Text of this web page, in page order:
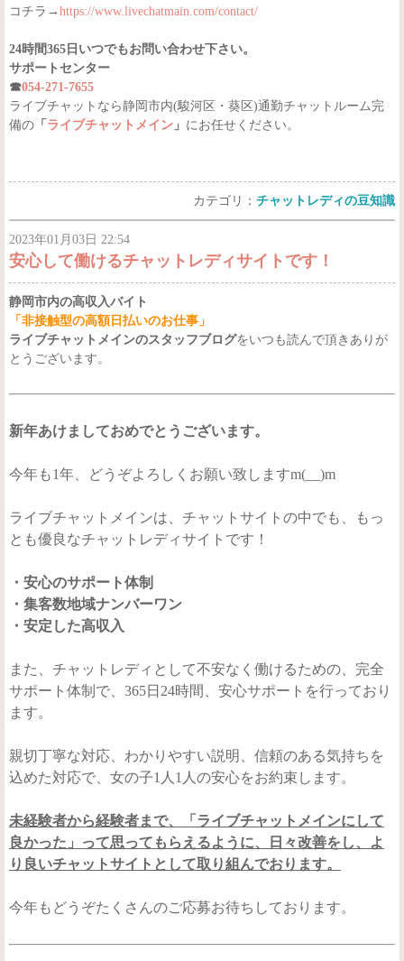
コチラ→ https://www.livechatmain.com/contact/
24時間365日いつでもお問い合わせ下さい。
サポートセンター
☎054-271-7655
ライブチャットなら静岡市内(駿河区・葵区)通勤チャットルーム完
備の 「 ライブチャットメイン 」 にお任せください。
カテゴリ： チャットレディの豆知識
2023年01月03日 22:54
安心して働けるチャットレディサイトです！
静岡市内の高収入バイト
「非接触型の高額日払いのお仕事」
ライブチャットメインのスタッフブログをいつも読んで頂きありが
とうございます。
新年あけましておめでとうございます。
今年も1年、どうぞよろしくお願い致しますm(__)m
ライブチャットメインは、チャットサイトの中でも、もっ
とも優良なチャットレディサイトです！
・安心のサポート体制
・集客数地域ナンバーワン
・安定した高収入
また、チャットレディとして不安なく働けるための、完全
サポート体制で、365日24時間、安心サポートを行っており
ます。
親切丁寧な対応、わかりやすい説明、信頼のある気持ちを
込めた対応で、女の子1人1人の安心をお約束します。
未経験者から経験者まで、「ライブチャットメインにして
良かった」って思ってもらえるように、日々改善をし、よ
り良いチャットサイトとして取り組んでおります。
今年もどうぞたくさんのご応募お待ちしております。